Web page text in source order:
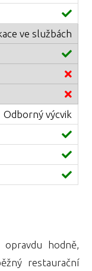
ve službách
Odborný výcvik
hodně,
restaurační